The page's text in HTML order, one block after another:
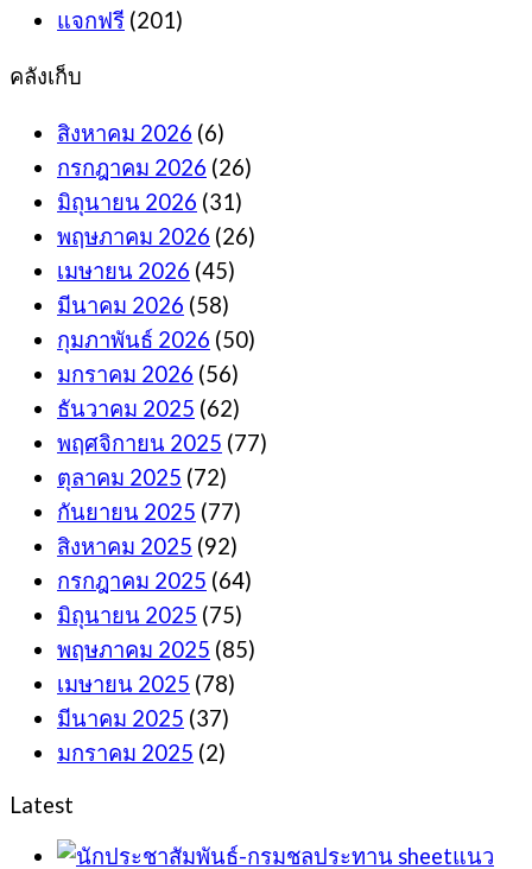
แจกฟรี (201)
คลังเก็บ
สิงหาคม 2026 (6)
กรกฎาคม 2026 (26)
มิถุนายน 2026 (31)
พฤษภาคม 2026 (26)
เมษายน 2026 (45)
มีนาคม 2026 (58)
กุมภาพันธ์ 2026 (50)
มกราคม 2026 (56)
ธันวาคม 2025 (62)
พฤศจิกายน 2025 (77)
ตุลาคม 2025 (72)
กันยายน 2025 (77)
สิงหาคม 2025 (92)
กรกฎาคม 2025 (64)
มิถุนายน 2025 (75)
พฤษภาคม 2025 (85)
เมษายน 2025 (78)
มีนาคม 2025 (37)
มกราคม 2025 (2)
Latest
sheetแนว